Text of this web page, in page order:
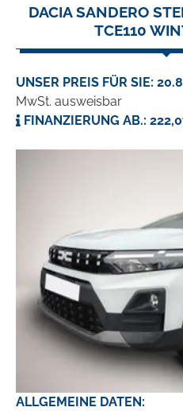
DACIA SANDERO
TCE110
UNSER PREIS FÜR SIE:
MwSt. ausweisbar
FINANZIERUNG AB.:
ALLGEMEINE DATEN: